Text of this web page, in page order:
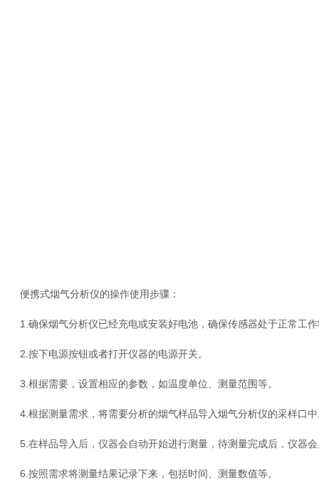
便携式烟气分析仪的操作使用步骤：
1.确保烟气分析仪已经充电或安装好电池，确保传感器处于正常工作
2.按下电源按钮或者打开仪器的电源开关。
3.根据需要，设置相应的参数，如温度单位、测量范围等。
4.根据测量需求，将需要分析的烟气样品导入烟气分析仪的采样口中
5.在样品导入后，仪器会自动开始进行测量，待测量完成后，仪器会
6.按照需求将测量结果记录下来，包括时间、测量数值等。